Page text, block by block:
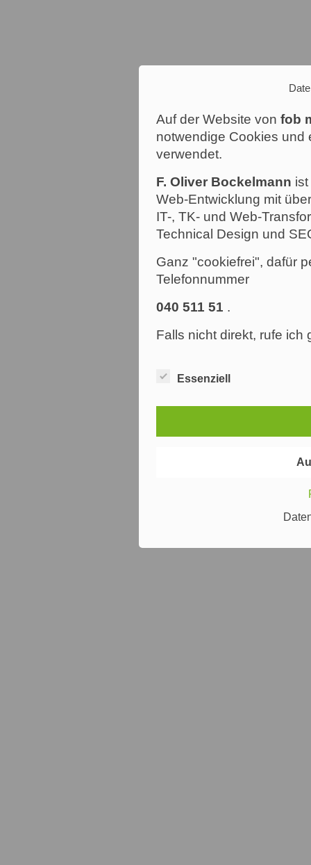
Auf der Website von fob
notwendige Cookies und
verwendet.
F. Oliver Bockelmann
Web-Entwicklung mit
IT-, TK- und Web-
Technical Design und
Ganz "cookiefrei", dafür
Telefonnummer
040 511 51 .
Falls nicht direkt, rufe ich
Essenziell